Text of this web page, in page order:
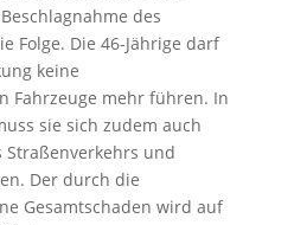
des
Folge. Die 46-Jährige darf
keine
Fahrzeuge mehr führen. In
sie sich zudem auch
Straßenverkehrs und
Der durch die
Gesamtschaden wird auf